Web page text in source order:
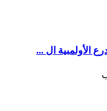
الأولمبية ال ...